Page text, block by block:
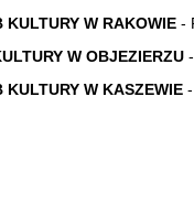
KULTURY W RAKOWIE -
W OBJEZIERZU
KULTURY W KASZEWIE